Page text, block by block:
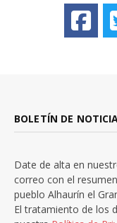
BOLETÍN DE
Date de alta en
correo con el
pueblo Alhaurín el
El tratamiento de los